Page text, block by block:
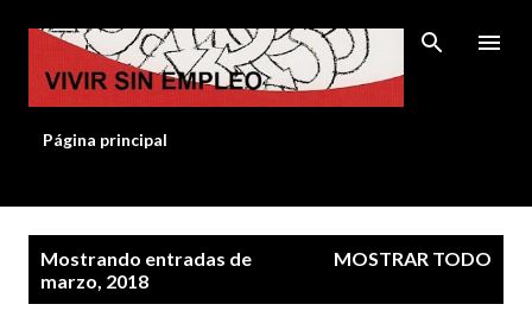
Ir al contenido principal
Página principal
Mostrando entradas de
marzo, 2018
MOSTRAR TODO